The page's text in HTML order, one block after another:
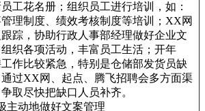
工花名册；组织员工进行培训，如：
理制度、绩效考核制度等培训；XX网
踪，协助行政人事部经理做好企业文
织各项活动，丰富员工生活；开年
作比较紧急，特别是仓储部发货员缺
过XX网、起点、腾飞招聘会多方面渠
取尽快把缺口人员补齐。
主动地做好文案管理